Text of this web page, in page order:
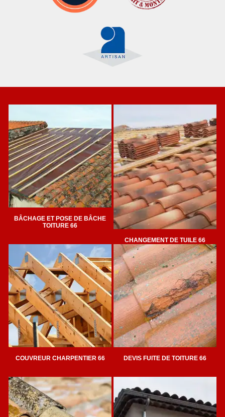
BÂCHAGE ET POSE DE BÂCHE
TOITURE 66
CHANGEMENT DE TUILE 66
COUVREUR CHARPENTIER 66 DEVIS FUITE DE TOITURE 66